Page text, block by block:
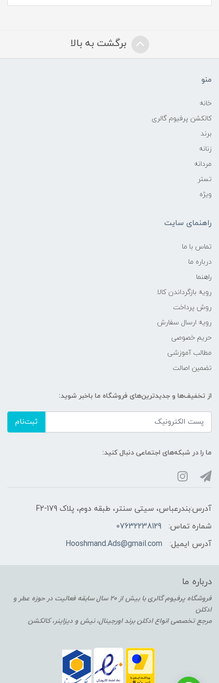
برگشت به بالا
منو
خانه
کالکشن پرفیوم گالری
برند
زنانه
مردانه
تستر
ویژه
راهنمای سایت
تماس با ما
درباره ما
راهنما
رویه‌ بازگرداندن کالا
روش پرداخت
رویه ارسال سفارش
حریم خصوصی
مطالب آموزشی
تضمین اصالت
از تخفیف‌ها و جدیدترین‌های فروشگاه ما باخبر شوید:
ثبت‌نام
ما را در شبکه‌های اجتماعی دنبال کنید:
آدرس:بندرعباس، سیتی سنتر، طبقه دوم، پلاک F2-179
شماره تماس:
07632238129
آدرس ایمیل:
Hooshmand.Ads@gmail.com
درباره ما
فروشگاه پرفیوم گالری با بیش از 20 سال سابقه فعالیت در حوزه عطر و
ادکلن
مرجع تخصصی انواع ادکلن برند اورجینال، نیش و دیزاینر، کالکشن